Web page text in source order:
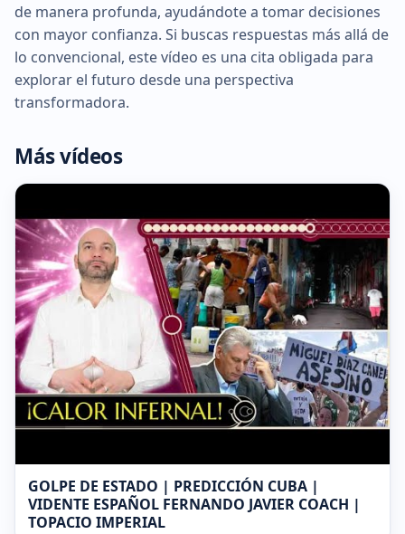
de manera profunda, ayudándote a tomar decisiones
con mayor confianza. Si buscas respuestas más allá de
lo convencional, este vídeo es una cita obligada para
explorar el futuro desde una perspectiva
transformadora.
Más vídeos
GOLPE DE ESTADO | PREDICCIÓN CUBA |
VIDENTE ESPAÑOL FERNANDO JAVIER COACH |
TOPACIO IMPERIAL